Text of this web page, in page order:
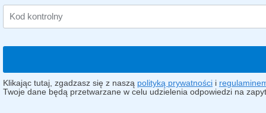
Klikając tutaj, zgadzasz się z naszą polityką prywatności i
Twoje dane będą przetwarzane w celu udzielenia odpowiedzi na